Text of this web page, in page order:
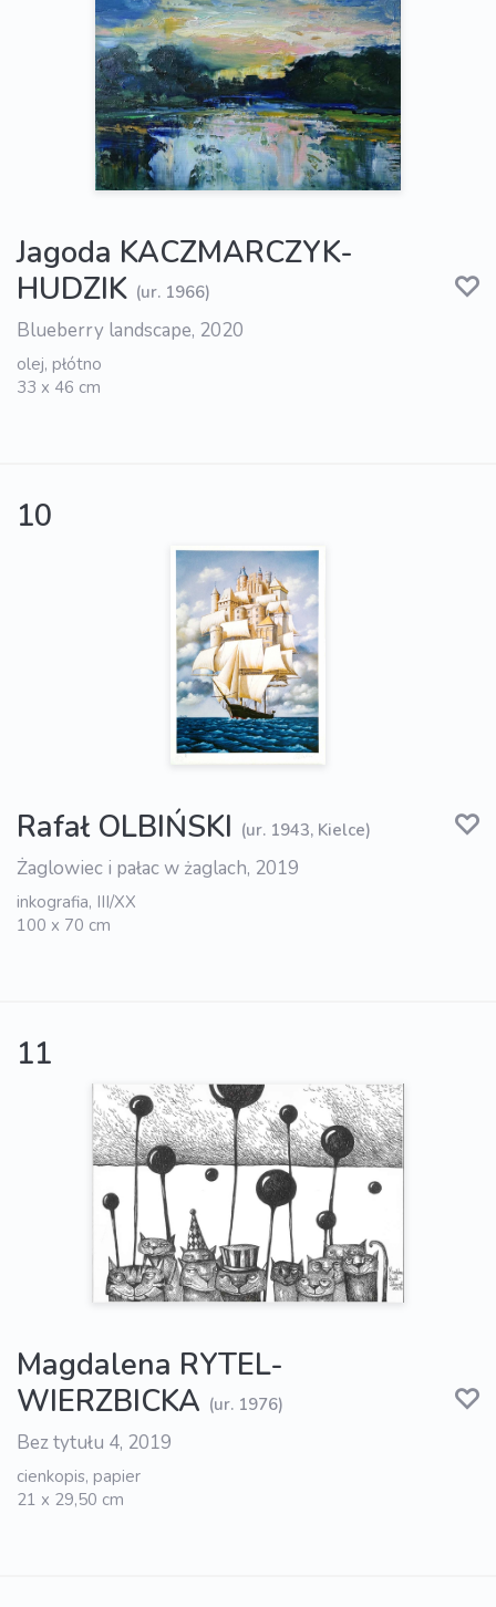
Jagoda KACZMARCZYK-
HUDZIK (ur. 1966)
Blueberry landscape, 2020
olej, płótno
33 x 46 cm
10
Rafał OLBIŃSKI (ur. 1943, Kielce)
Żaglowiec i pałac w żaglach, 2019
inkografia, III/XX
100 x 70 cm
11
Magdalena RYTEL-
WIERZBICKA (ur. 1976)
Bez tytułu 4, 2019
cienkopis, papier
21 x 29,50 cm